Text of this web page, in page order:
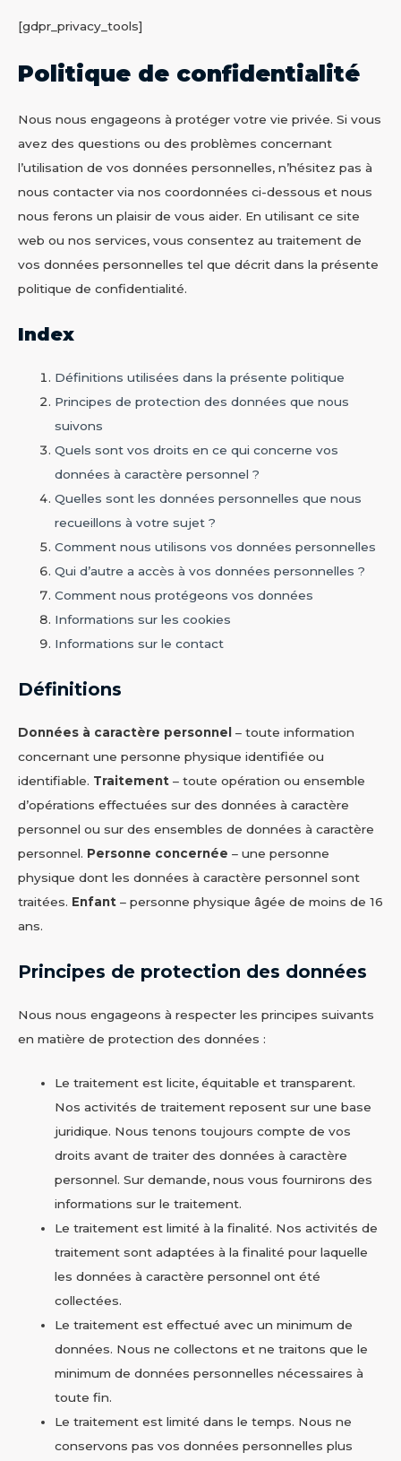
[gdpr_privacy_tools]
Politique de confidentialité
Nous nous engageons à protéger votre vie privée. Si vous
avez des questions ou des problèmes concernant
l’utilisation de vos données personnelles, n’hésitez pas à
nous contacter via nos coordonnées ci-dessous et nous
nous ferons un plaisir de vous aider. En utilisant ce site
web ou nos services, vous consentez au traitement de
vos données personnelles tel que décrit dans la présente
politique de confidentialité.
Index
Définitions utilisées dans la présente politique
Principes de protection des données que nous
suivons
Quels sont vos droits en ce qui concerne vos
données à caractère personnel ?
Quelles sont les données personnelles que nous
recueillons à votre sujet ?
Comment nous utilisons vos données personnelles
Qui d’autre a accès à vos données personnelles ?
Comment nous protégeons vos données
Informations sur les cookies
Informations sur le contact
Définitions
Données à caractère personnel – toute information
concernant une personne physique identifiée ou
identifiable. Traitement – toute opération ou ensemble
d’opérations effectuées sur des données à caractère
personnel ou sur des ensembles de données à caractère
personnel. Personne concernée – une personne
physique dont les données à caractère personnel sont
traitées. Enfant – personne physique âgée de moins de 16
ans.
Principes de protection des données
Nous nous engageons à respecter les principes suivants
en matière de protection des données :
Le traitement est licite, équitable et transparent.
Nos activités de traitement reposent sur une base
juridique. Nous tenons toujours compte de vos
droits avant de traiter des données à caractère
personnel. Sur demande, nous vous fournirons des
informations sur le traitement.
Le traitement est limité à la finalité. Nos activités de
traitement sont adaptées à la finalité pour laquelle
les données à caractère personnel ont été
collectées.
Le traitement est effectué avec un minimum de
données. Nous ne collectons et ne traitons que le
minimum de données personnelles nécessaires à
toute fin.
Le traitement est limité dans le temps. Nous ne
conservons pas vos données personnelles plus